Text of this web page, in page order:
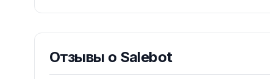
навыков программирования, а мощные
продажи без увеличения штата.
Отзывы о Salebot